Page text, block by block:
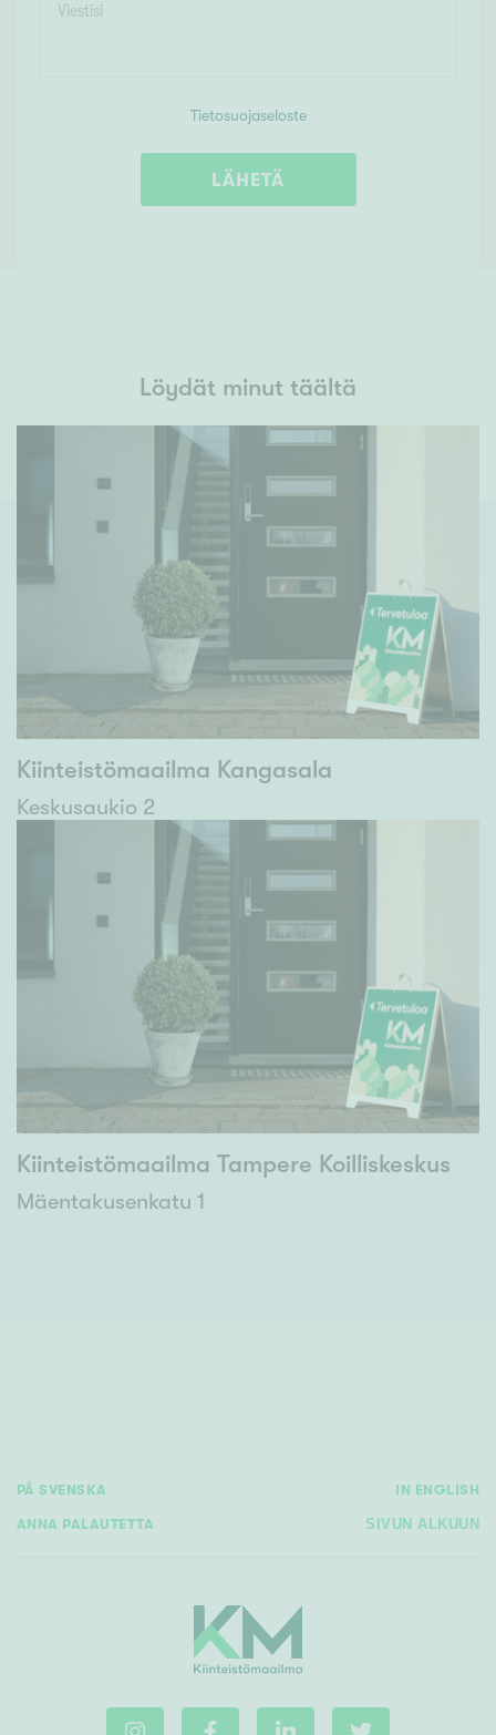
Tietosuojaseloste
LÄHETÄ
Löydät minut täältä
Kiinteistömaailma Kangasala
Keskusaukio 2
Kiinteistömaailma Tampere Koilliskeskus
Mäentakusenkatu 1
PÅ SVENSKA IN ENGLISH
ANNA PALAUTETTA SIVUN ALKUUN